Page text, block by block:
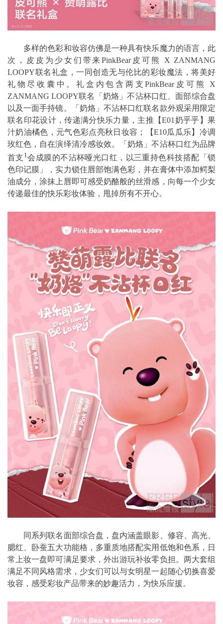
多样的色彩和妆容仿佛是一种具有快乐魔力的语言，此
次，皮皮为少女们带来PinkBear皮可熊 X ZANMANG
LOOPY联名礼盒，一同创造无与伦比的彩妆魔法，将美好
礼物尽收囊中。礼盒内包含两支PinkBear皮可熊 X
ZANMANG LOOPY联名「奶烙」不沾杯口红、面部综合盘
以及一面手持镜。「奶烙」不沾杯口红联名款外观采用限定
联名印花设计，传递满分快乐力量，主推【E01奶乎乎】果
汁奶油橘色，元气色彩点亮秋日妆容；【E10瓜瓜乐】冷调
玫红色，自在演绎清冷感妆效。「奶烙」不沾杯口红为品牌
首支 1 会成膜的不沾杯哑光口红，以三重持色科技搭配「锁
色印记膜」，实力锁住唇部饱满色彩，并在膏体中添加鳄梨
油成分，涂抹上唇即可感受奶酪般的丝滑感，向每一个少女
传递最佳的快乐彩妆体验，甩掉所有不开心。
同系列联名面部综合盘，盘内涵盖眼影、修容、高光、
腮红、卧蚕五大功能格，多重质地搭配实用低饱和色系，日
常上妆一盘即可满足要求，外出游玩补妆零负担。两大套组
满足不同风格需求，少女们可以与女明星一起随心切换喜爱
妆容，感受彩妆产品带来的妙趣活力，为快乐应援。